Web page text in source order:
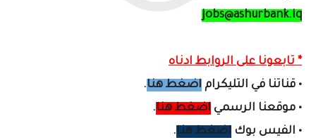
jobs@ashurbank.iq
* تابعونا على الروابط ادناه
• قناتنا في التليكرام اضغط هنا.
• موقعنا الرسمي اضغط هنا.
• الفيس بوك اضغط هنا.